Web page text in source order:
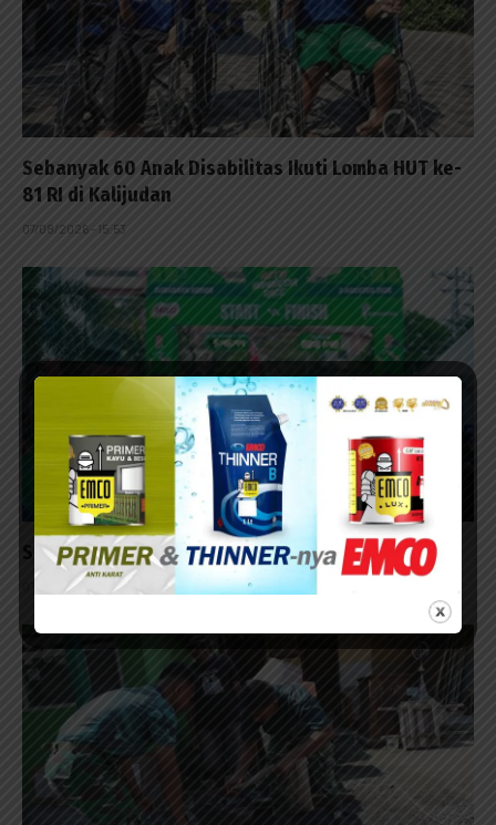
Sebanyak 60 Anak Disabilitas Ikuti Lomba HUT ke-
81 RI di Kalijudan
07/08/2026 - 15:53
Surabaya Penutup Milo Activ Indonesia Race 2026
07/08/2026 - 14:42